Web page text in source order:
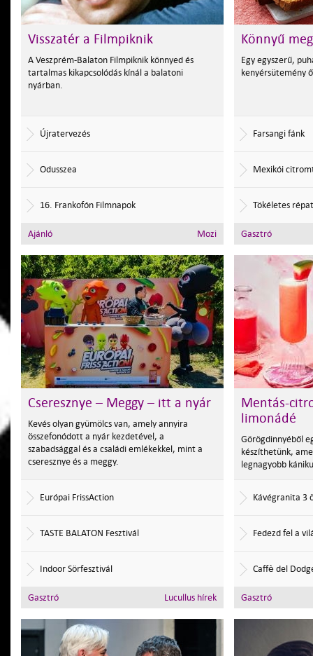
Visszatér a Filmpiknik
A Veszprém-Balaton Filmpiknik könnyed és
tartalmas kikapcsolódás kínál a balatoni
nyárban.
Újratervezés
Odusszea
16. Frankofón Filmnapok
Ajánló Mozi
Könnyű
Egy egyszerű,
kenyérsütemény
Farsangi fánk
Mexikói
Tökéletes
Gasztró
Cseresznye – Meggy – itt a nyár
Kevés olyan gyümölcs van, amely annyira
összefonódott a nyár kezdetével, a
szabadsággal és a családi emlékekkel, mint a
cseresznye és a meggy.
Európai FrissAction
TASTE BALATON Fesztivál
Indoor Sörfesztivál
Gasztró Lucullus hírek
Mentás-
limonádé
Görögdinnyéből
készíthetünk,
legnagyobb
Kávégranita 3
Fedezd fel a
Caffè del
Gasztró